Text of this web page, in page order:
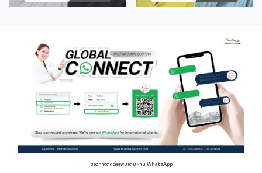
ช่องทางติดต่อเพิ่มเติมผ่าน WhatsApp